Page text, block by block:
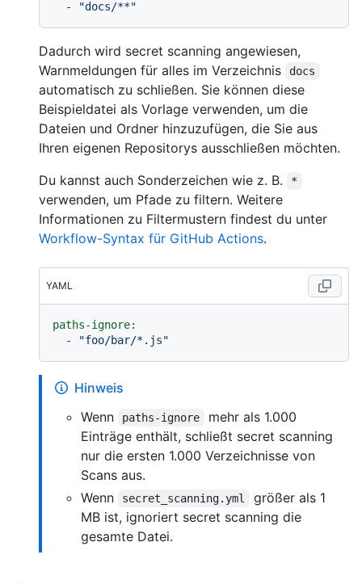
- "docs/**"
Dadurch wird secret scanning angewiesen,
Warnmeldungen für alles im Verzeichnis
docs
automatisch zu schließen. Sie können diese
Beispieldatei als Vorlage verwenden, um die
Dateien und Ordner hinzuzufügen, die Sie aus
Ihren eigenen Repositorys ausschließen möchten.
Du kannst auch Sonderzeichen wie z. B.
*
verwenden, um Pfade zu filtern. Weitere
Informationen zu Filtermustern findest du unter
Workflow-Syntax für GitHub Actions.
YAML
paths-ignore:
-
"foo/bar/*.js"
Hinweis
Wenn
paths-ignore
mehr als 1.000
Einträge enthält, schließt secret scanning
nur die ersten 1.000 Verzeichnisse von
Scans aus.
Wenn
secret_scanning.yml
größer als 1
MB ist, ignoriert secret scanning die
gesamte Datei.